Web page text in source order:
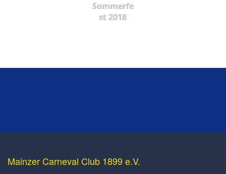
Sommerfe
st 2018
Mainzer Carneval Club 1899 e.V.